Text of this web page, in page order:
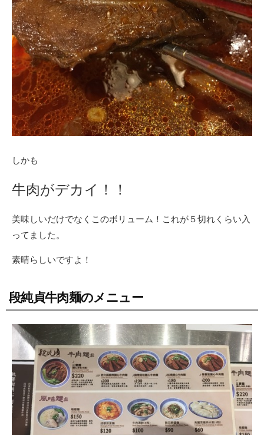
しかも
牛肉がデカイ！！
美味しいだけでなくこのボリューム！これが５切れくらい入
ってました。
素晴らしいですよ！
段純貞牛肉麺のメニュー